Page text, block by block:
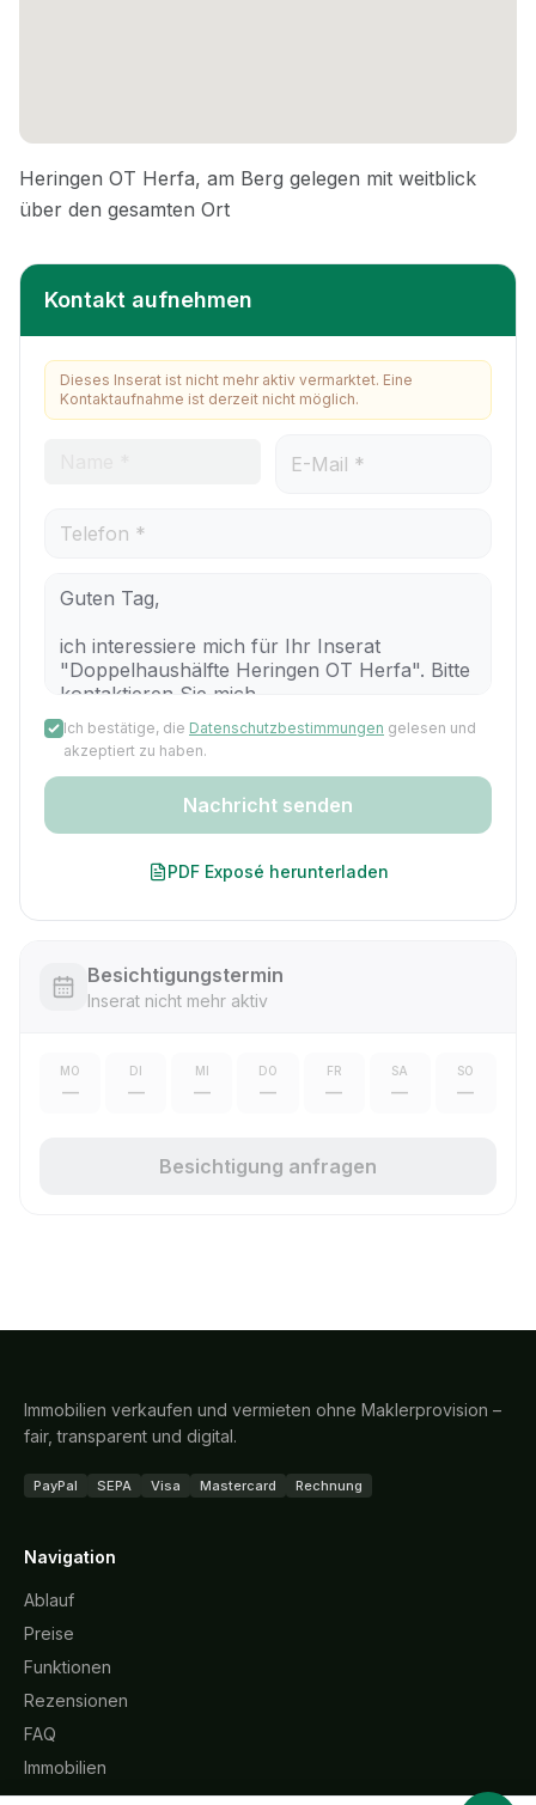
Kontakt aufnehmen
Dieses Inserat ist nicht mehr aktiv vermarktet. Eine
Kontaktaufnahme ist derzeit nicht möglich.
Ich bestätige, die Datenschutzbestimmungen gelesen und
akzeptiert zu haben.
Nachricht senden
PDF Exposé herunterladen
Besichtigungstermin
Inserat nicht mehr aktiv
MO
—
DI
—
MI
—
DO
—
FR
—
SA
—
SO
—
Besichtigung anfragen
Immobilien verkaufen und vermieten ohne Maklerprovision –
fair, transparent und digital.
PayPal SEPA Visa Mastercard Rechnung
Navigation
Ablauf
Preise
Funktionen
Rezensionen
FAQ
Immobilien